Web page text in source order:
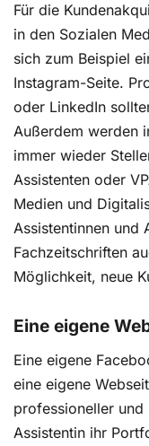
Für die
in den Sozialen
sich zum Beispiel
Instagram-Seite.
oder LinkedIn
Außerdem werden
immer wieder
Assistenten oder
Medien und
Assistentinnen und
Fachzeitschriften
Möglichkeit, neue
Eine eigene
Eine eigene
eine eigene
professioneller und
Assistentin ihr